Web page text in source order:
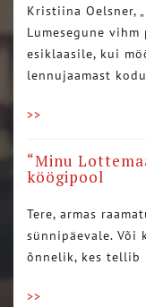
Kristiina Oelsner,
Lumesegune
esiklaasile, kui
lennujaamast
>>
“Minu
köögipool
Tere, armas
sünnipäevale. Või
õnnelik, kes tellib
>>